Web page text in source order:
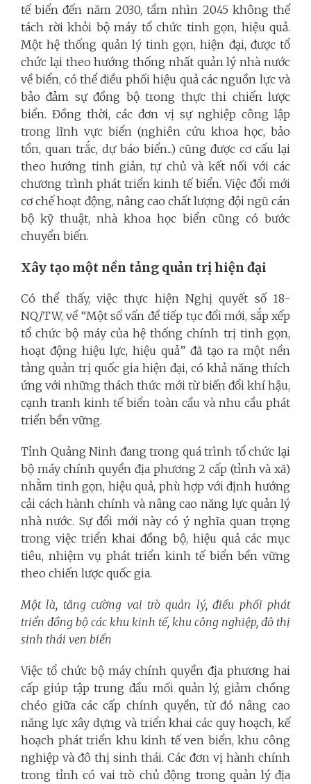
tế biển đến năm 2030, tầm nhìn 2045 không thể
tách rời khỏi bộ máy tổ chức tinh gọn, hiệu quả.
Một hệ thống quản lý tinh gọn, hiện đại, được tổ
chức lại theo hướng thống nhất quản lý nhà nước
về biển, có thể điều phối hiệu quả các nguồn lực và
bảo đảm sự đồng bộ trong thực thi chiến lược
biển. Đồng thời, các đơn vị sự nghiệp công lập
trong lĩnh vực biển (nghiên cứu khoa học, bảo
tồn, quan trắc, dự báo biển...) cũng được cơ cấu lại
theo hướng tinh giản, tự chủ và kết nối với các
chương trình phát triển kinh tế biển. Việc đổi mới
cơ chế hoạt động, nâng cao chất lượng đội ngũ cán
bộ kỹ thuật, nhà khoa học biển cũng có bước
chuyển biến.
Xây tạo một nền tảng quản trị hiện đại
Có thể thấy, việc thực hiện Nghị quyết số 18-
NQ/TW, về “Một số vấn đề tiếp tục đổi mới, sắp xếp
tổ chức bộ máy của hệ thống chính trị tinh gọn,
hoạt động hiệu lực, hiệu quả” đã tạo ra một nền
tảng quản trị quốc gia hiện đại, có khả năng thích
ứng với những thách thức mới từ biến đổi khí hậu,
cạnh tranh kinh tế biển toàn cầu và nhu cầu phát
triển bền vững.
Tỉnh Quảng Ninh đang trong quá trình tổ chức lại
bộ máy chính quyền địa phương 2 cấp (tỉnh và xã)
nhằm tinh gọn, hiệu quả, phù hợp với định hướng
cải cách hành chính và nâng cao năng lực quản lý
nhà nước. Sự đổi mới này có ý nghĩa quan trọng
trong việc triển khai đồng bộ, hiệu quả các mục
tiêu, nhiệm vụ phát triển kinh tế biển bền vững
theo chiến lược quốc gia.
Một là, tăng cường vai trò quản lý, điều phối phát
triển đồng bộ các khu kinh tế, khu công nghiệp, đô thị
sinh thái ven biển
Việc tổ chức bộ máy chính quyền địa phương hai
cấp giúp tập trung đầu mối quản lý, giảm chồng
chéo giữa các cấp chính quyền, từ đó nâng cao
năng lực xây dựng và triển khai các quy hoạch, kế
hoạch phát triển khu kinh tế ven biển, khu công
nghiệp và đô thị sinh thái. Các đơn vị hành chính
trong tỉnh có vai trò chủ động trong quản lý địa